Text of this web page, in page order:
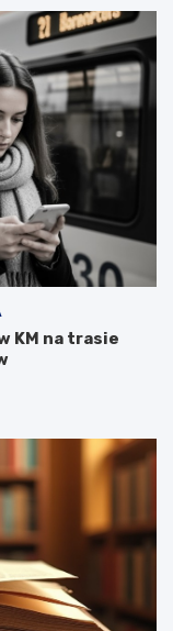
KM na trasie